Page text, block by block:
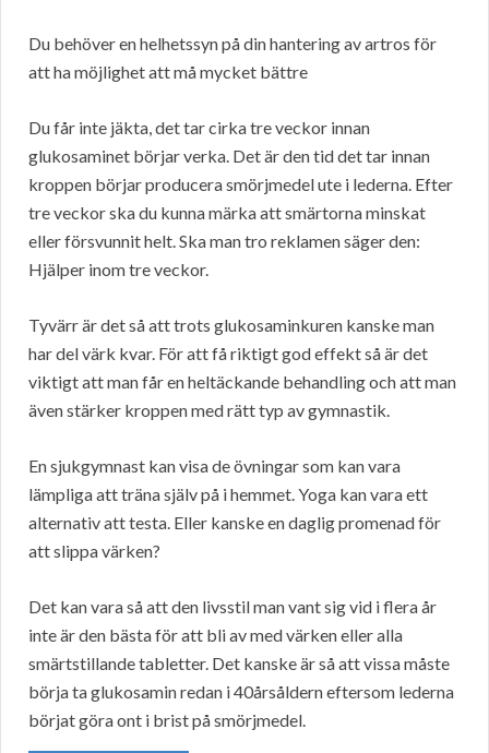
Du behöver en helhetssyn på din hantering av artros för
att ha möjlighet att må mycket bättre
Du får inte jäkta, det tar cirka tre veckor innan
glukosaminet börjar verka. Det är den tid det tar innan
kroppen börjar producera smörjmedel ute i lederna. Efter
tre veckor ska du kunna märka att smärtorna minskat
eller försvunnit helt. Ska man tro reklamen säger den:
Hjälper inom tre veckor.
Tyvärr är det så att trots glukosaminkuren kanske man
har del värk kvar. För att få riktigt god effekt så är det
viktigt att man får en heltäckande behandling och att man
även stärker kroppen med rätt typ av gymnastik.
En sjukgymnast kan visa de övningar som kan vara
lämpliga att träna själv på i hemmet. Yoga kan vara ett
alternativ att testa. Eller kanske en daglig promenad för
att slippa värken?
Det kan vara så att den livsstil man vant sig vid i flera år
inte är den bästa för att bli av med värken eller alla
smärtstillande tabletter. Det kanske är så att vissa måste
börja ta glukosamin redan i 40årsåldern eftersom lederna
börjat göra ont i brist på smörjmedel.